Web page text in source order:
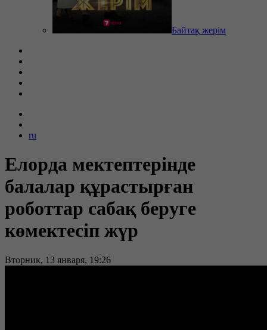
Байтақ жерім
ru
Елорда мектептерінде
балалар құрастырған
роботтар сабақ беруге
көмектесіп жүр
Вторник, 13 января, 19:26